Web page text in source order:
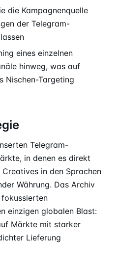
die Kampagnenquelle
der Telegram-
eines einzelnen
hinweg, was auf
Nischen-Targeting
Telegram-
in denen es direkt
in den Sprachen
Währung. Das Archiv
einzigen globalen Blast:
Märkte mit starker
Lieferung